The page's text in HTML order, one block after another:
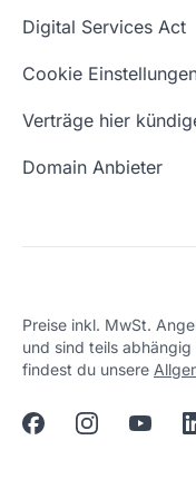
Digital Services Act
Cookie
Verträge hier
Domain Anbieter
Preise inkl. MwSt.
und sind teils
findest du unsere